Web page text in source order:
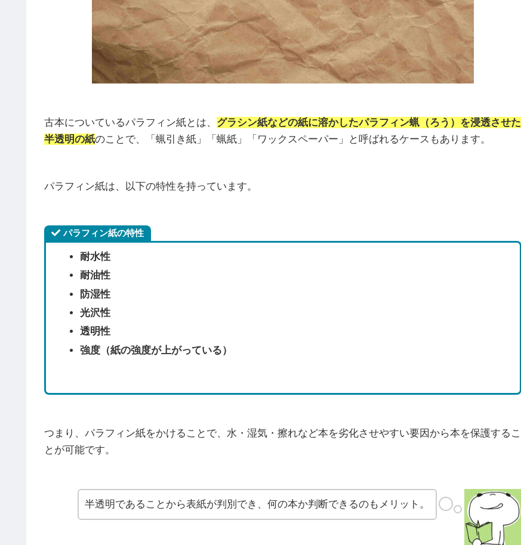
古本についているパラフィン紙とは、 グラシン紙などの紙に溶かしたパラフィン蝋（ろう）を浸透させた
半透明の紙のことで、「蝋引き紙」「蝋紙」「ワックスペーパー」と呼ばれるケースもあります。
パラフィン紙は、以下の特性を持っています。
パラフィン紙の特性
耐水性
耐油性
防湿性
光沢性
透明性
強度（紙の強度が上がっている）
つまり、パラフィン紙をかけることで、水・湿気・擦れなど本を劣化させやすい要因から本を保護するこ
とが可能です。
半透明であることから表紙が判別でき、何の本か判断できるのもメリット。